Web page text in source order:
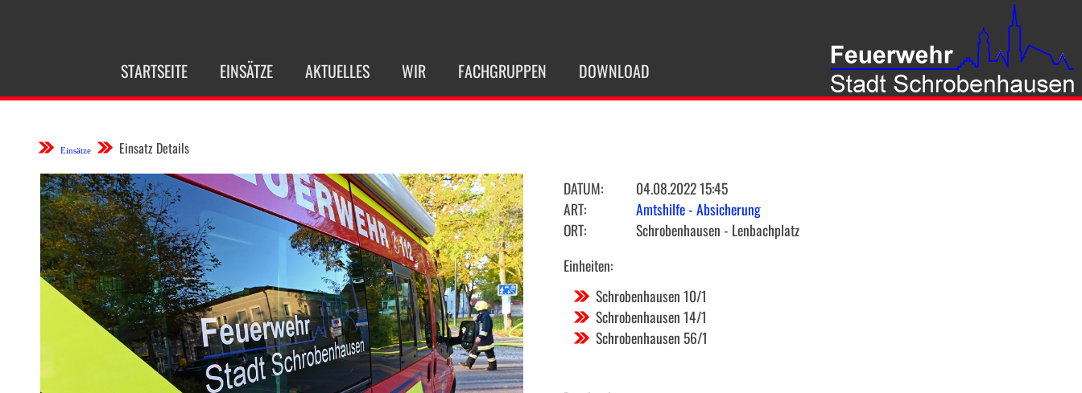
STARTSEITE EINSÄTZE AKTUELLES WIR FACHGRUPPEN DOWNLOAD
Einsätze Einsatz Details
DATUM:
04.08.2022 15:45
ART:
Amtshilfe - Absicherung
ORT:
Schrobenhausen - Lenbachplatz
Einheiten:
Schrobenhausen 10/1
Schrobenhausen 14/1
Schrobenhausen 56/1